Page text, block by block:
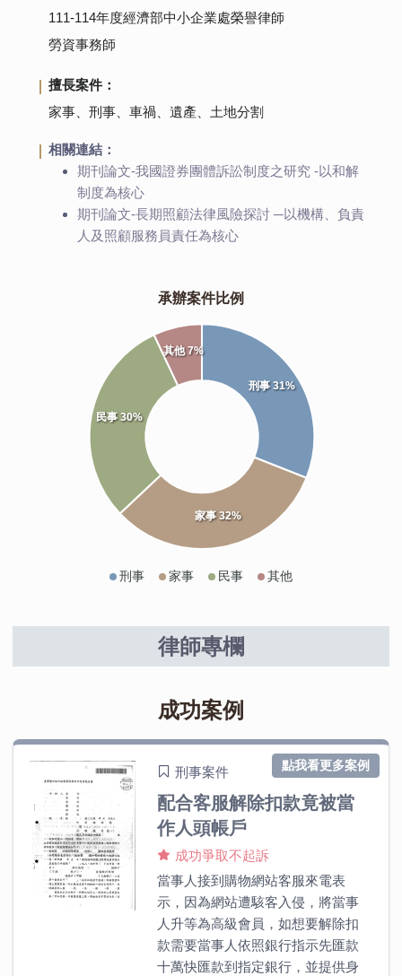
111-114年度經濟部中小企業處榮譽律師
勞資事務師
擅長案件：
家事、刑事、車禍、遺產、土地分割
相關連結：
期刊論文-我國證券團體訴訟制度之研究 -以和解
制度為核心
期刊論文-長期照顧法律風險探討 ─以機構、負責
人及照顧服務員責任為核心
承辦案件比例
刑事 家事 民事 其他
刑事 31%
家事 32%
民事 30%
其他 7%
律師專欄
成功案例
刑事案件
配合客服解除扣款竟被當
作人頭帳戶
成功爭取不起訴
當事人接到購物網站客服來電表
示，因為網站遭駭客入侵，將當事
人升等為高級會員，如想要解除扣
款需要當事人依照銀行指示先匯款
十萬快匯款到指定銀行，並提供身
點我看更多案例